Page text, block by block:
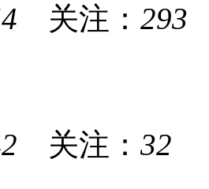
关注： 293
关注： 32